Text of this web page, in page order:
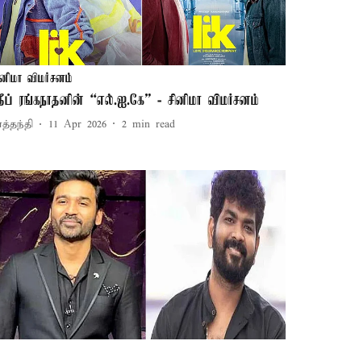
விமர்சனம்
ரங்கநாதனின் “எல்.ஐ.கே” - சினிமா விமர்சனம்
11 Apr 2026 2 min read